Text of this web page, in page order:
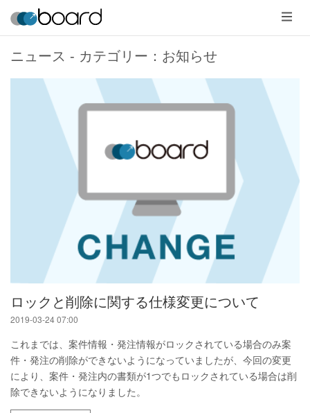
メ
ニ
ュ
ー
ニュース - カテゴリー：お知らせ
ロックと削除に関する仕様変更について
2019-03-24 07:00
これまでは、案件情報・発注情報がロックされている場合のみ案
件・発注の削除ができないようになっていましたが、今回の変更
により、案件・発注内の書類が1つでもロックされている場合は削
除できないようになりました。